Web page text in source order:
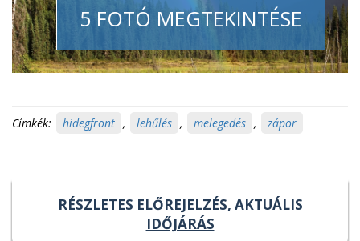
5 FOTÓ MEGTEKINTÉSE
Címkék: hidegfront , lehűlés , melegedés , zápor
RÉSZLETES ELŐREJELZÉS, AKTUÁLIS
IDŐJÁRÁS